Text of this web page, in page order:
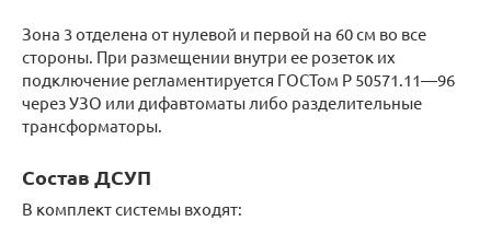
Зона 3 отделена от нулевой и первой на 60 см во все
стороны. При размещении внутри ее розеток их
подключение регламентируется ГОСТом Р 50571.11—96
через УЗО или дифавтоматы либо разделительные
трансформаторы.
Состав ДСУП
В комплект системы входят: